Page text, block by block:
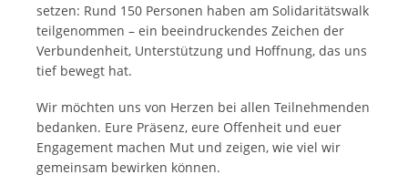
setzen: Rund 150 Personen haben am Solidaritätswalk
teilgenommen – ein beeindruckendes Zeichen der
Verbundenheit, Unterstützung und Hoffnung, das uns
tief bewegt hat.
Wir möchten uns von Herzen bei allen Teilnehmenden
bedanken. Eure Präsenz, eure Offenheit und euer
Engagement machen Mut und zeigen, wie viel wir
gemeinsam bewirken können.